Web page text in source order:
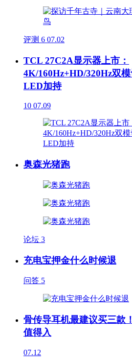
评测 6 07.02
TCL 27C2A显示器上市：
4K/160Hz+HD/320Hz双
LED加持
10 07.09
奥森光猪跑
论坛 3
充电宝押金什么时候退
问答 5
骨传导耳机最建议买三款
值得入
07.12